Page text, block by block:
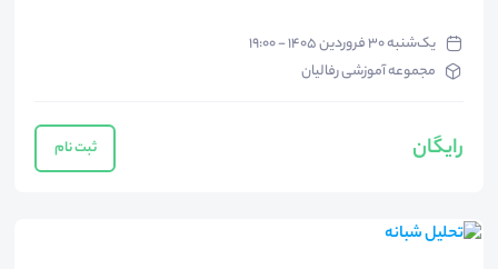
یک‌شنبه ۳۰ فروردین ۱۴۰۵ - ۱۹:۰۰
مجموعه آموزشی رفالیان
رایگان ثبت نام